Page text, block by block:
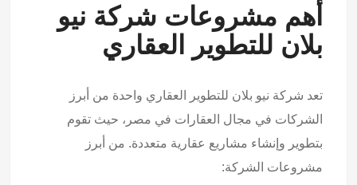
أهم مشروعات شركة نيو
بلان للتطوير العقاري
تعد شركة نيو بلان للتطوير العقاري واحدة من أبرز
الشركات في مجال العقارات في مصر، حيث تقوم
بتطوير وإنشاء مشاريع عقارية متعددة. من أبرز
مشروعات الشركة: